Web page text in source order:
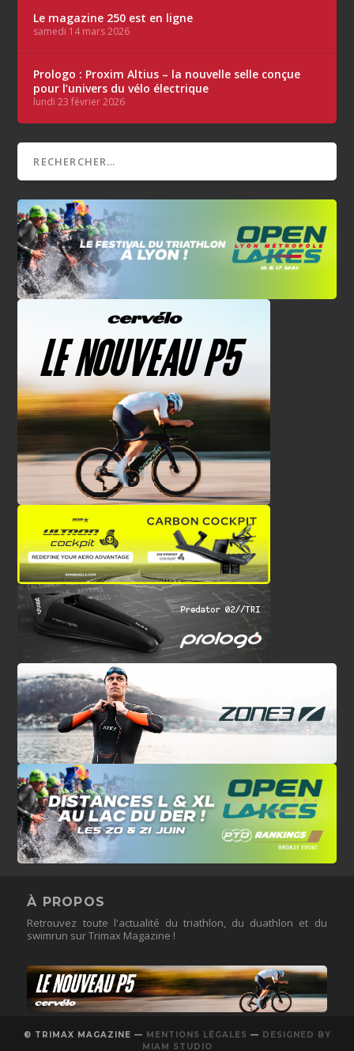
Le magazine 250 est en ligne
samedi 14 mars 2026
Prologo : Proxim Altius – la nouvelle selle conçue
pour l’univers du vélo électrique
lundi 23 février 2026
À PROPOS
Retrouvez toute l'actualité du triathlon, du duathlon et du
swimrun sur Trimax Magazine !
© TRIMAX MAGAZINE — MENTIONS LÉGALES — DESIGNED BY
MIAM STUDIO